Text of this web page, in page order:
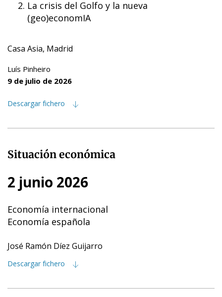
La crisis del Golfo y la nueva
(geo)economIA
Casa Asia, Madrid
Luís Pinheiro
9 de julio de 2026
Descargar fichero
Situación económica
2 junio 2026
Economía internacional
Economía española
José Ramón Díez Guijarro
Descargar fichero